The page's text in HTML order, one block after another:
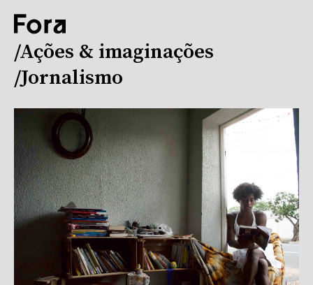
/Ações & imaginações
/Jornalismo